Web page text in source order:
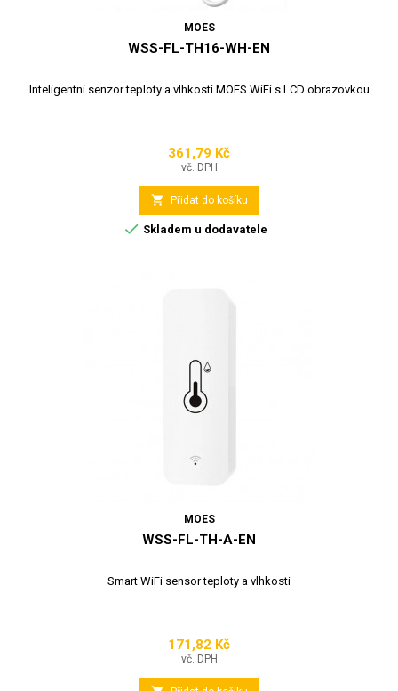
MOES
WSS-FL-TH16-WH-EN
Inteligentní senzor teploty a vlhkosti MOES WiFi s LCD obrazovkou
Cena
361,79 Kč
vč. DPH
 Přidat do košíku
 Skladem u dodavatele
MOES
WSS-FL-TH-A-EN
Smart WiFi sensor teploty a vlhkosti
Cena
171,82 Kč
vč. DPH